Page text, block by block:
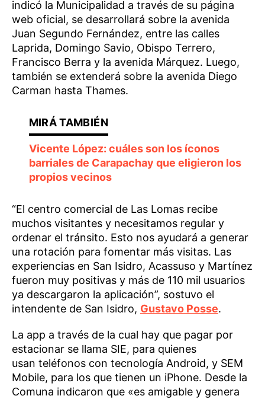
indicó la Municipalidad a través de su página
web oficial, se desarrollará sobre la avenida
Juan Segundo Fernández, entre las calles
Laprida, Domingo Savio, Obispo Terrero,
Francisco Berra y la avenida Márquez. Luego,
también se extenderá sobre la avenida Diego
Carman hasta Thames.
Vicente López: cuáles son los íconos
barriales de Carapachay que eligieron los
propios vecinos
“El centro comercial de Las Lomas recibe
muchos visitantes y necesitamos regular y
ordenar el tránsito. Esto nos ayudará a generar
una rotación para fomentar más visitas. Las
experiencias en San Isidro, Acassuso y Martínez
fueron muy positivas y más de 110 mil usuarios
ya descargaron la aplicación”, sostuvo el
intendente de San Isidro, Gustavo Posse.
La app a través de la cual hay que pagar por
estacionar se llama SIE, para quienes
usan teléfonos con tecnología Android, y SEM
Mobile, para los que tienen un iPhone. Desde la
Comuna indicaron que «es amigable y genera